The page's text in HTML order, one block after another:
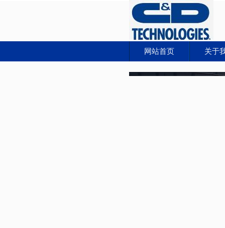
网站首页 关于